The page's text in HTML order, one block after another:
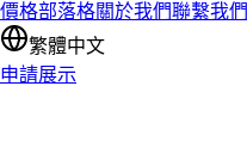
價格部落格關於我們聯繫我們
繁體中文
申請展示